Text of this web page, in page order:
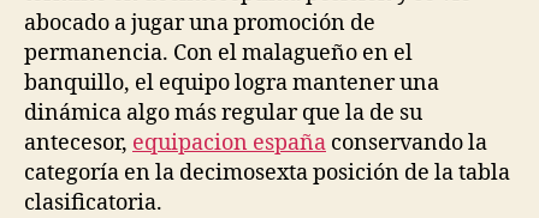
abocado a jugar una promoción de
permanencia. Con el malagueño en el
banquillo, el equipo logra mantener una
dinámica algo más regular que la de su
antecesor, equipacion españa conservando la
categoría en la decimosexta posición de la tabla
clasificatoria.